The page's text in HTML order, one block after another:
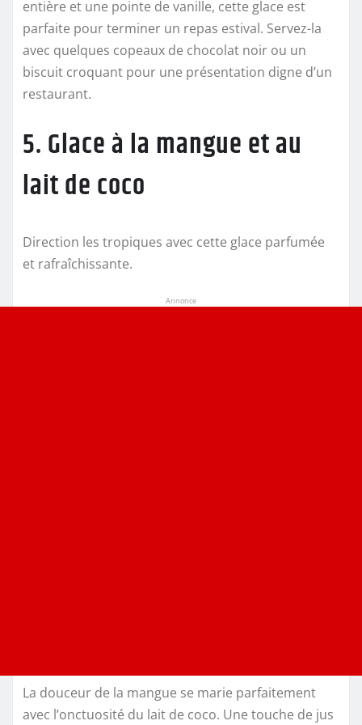
entière et une pointe de vanille, cette glace est
parfaite pour terminer un repas estival. Servez-la
avec quelques copeaux de chocolat noir ou un
biscuit croquant pour une présentation digne d’un
restaurant.
5. Glace à la mangue et au
lait de coco
Direction les tropiques avec cette glace parfumée
et rafraîchissante.
Annonce
La douceur de la mangue se marie parfaitement
avec l’onctuosité du lait de coco. Une touche de jus